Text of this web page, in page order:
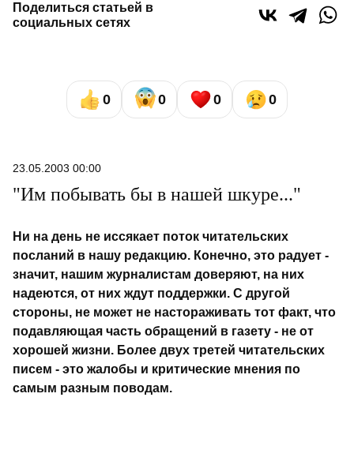
Поделиться статьей в
социальных сетях
0 0 0 0
23.05.2003 00:00
"Им побывать бы в нашей шкуре..."
Ни на день не иссякает поток читательских
посланий в нашу редакцию. Конечно, это радует -
значит, нашим журналистам доверяют, на них
надеются, от них ждут поддержки. С другой
стороны, не может не настораживать тот факт, что
подавляющая часть обращений в газету - не от
хорошей жизни. Более двух третей читательских
писем - это жалобы и критические мнения по
самым разным поводам.